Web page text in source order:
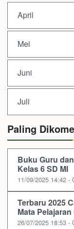
April
Mei
Juni
Juli
Paling
Buku Guru
Kelas 6 SD MI
11/09/2025 14:42 -
Terbaru 2025
Mata
26/07/2025 18:53 -